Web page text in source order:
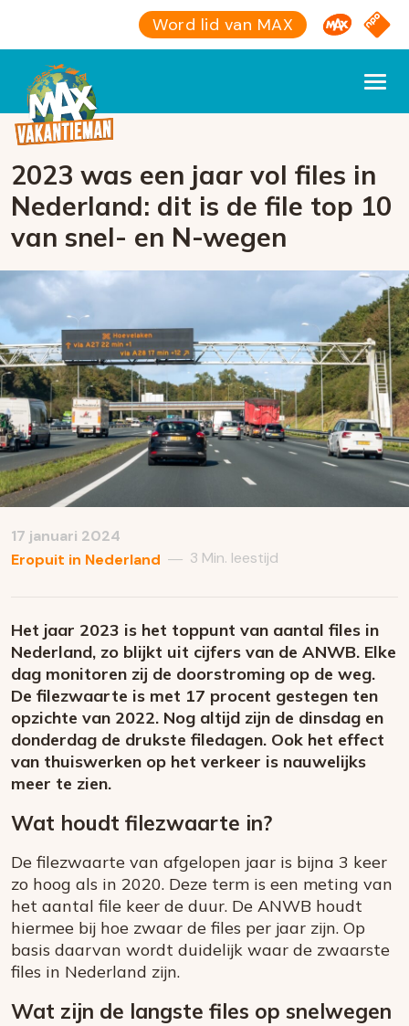
Word lid van MAX Omroep
NPO
2023 was een jaar vol files in
Nederland: dit is de file top 10
van snel- en N-wegen
17 januari 2024
Eropuit in Nederland — 3 Min. leestijd
Het jaar 2023 is het toppunt van aantal files in
Nederland, zo blijkt uit cijfers van de ANWB. Elke
dag monitoren zij de doorstroming op de weg.
De filezwaarte is met 17 procent gestegen ten
opzichte van 2022. Nog altijd zijn de dinsdag en
donderdag de drukste filedagen. Ook het effect
van thuiswerken op het verkeer is nauwelijks
meer te zien.
Wat houdt filezwaarte in?
De filezwaarte van afgelopen jaar is bijna 3 keer
zo hoog als in 2020. Deze term is een meting van
het aantal file keer de duur. De ANWB houdt
hiermee bij hoe zwaar de files per jaar zijn. Op
basis daarvan wordt duidelijk waar de zwaarste
files in Nederland zijn.
Wat zijn de langste files op snelwegen